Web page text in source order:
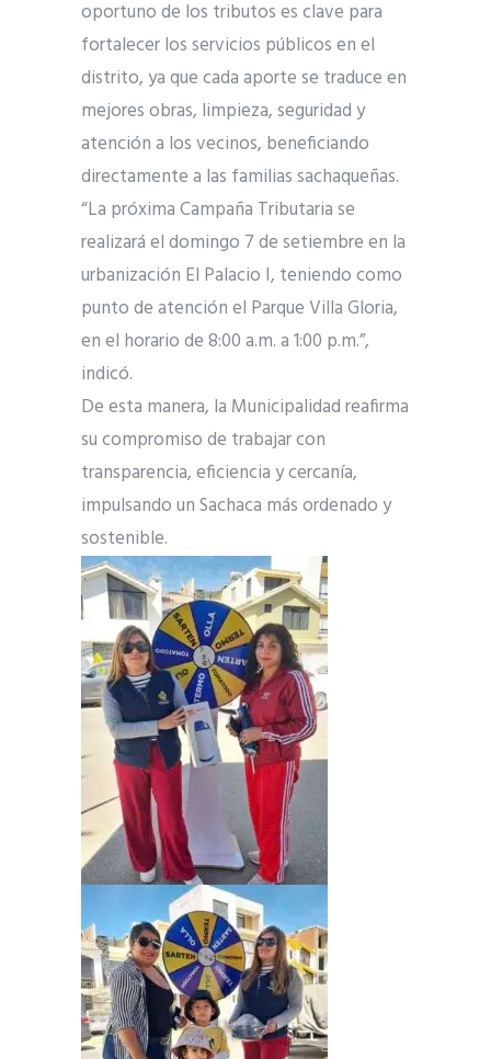
oportuno de los tributos es clave para
fortalecer los servicios públicos en el
distrito, ya que cada aporte se traduce en
mejores obras, limpieza, seguridad y
atención a los vecinos, beneficiando
directamente a las familias sachaqueñas.
“La próxima Campaña Tributaria se
realizará el domingo 7 de setiembre en la
urbanización El Palacio I, teniendo como
punto de atención el Parque Villa Gloria,
en el horario de 8:00 a.m. a 1:00 p.m.”,
indicó.
De esta manera, la Municipalidad reafirma
su compromiso de trabajar con
transparencia, eficiencia y cercanía,
impulsando un Sachaca más ordenado y
sostenible.